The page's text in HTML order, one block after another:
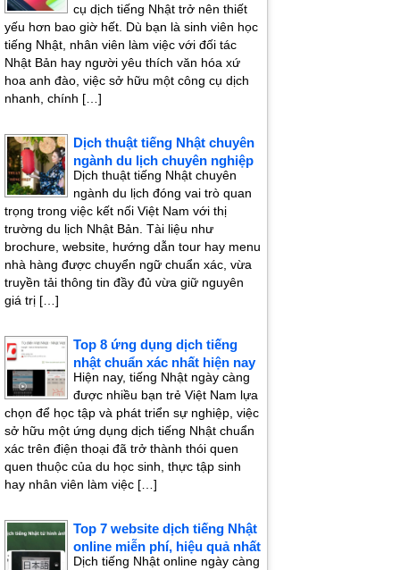
cụ dịch tiếng Nhật trở nên thiết
yếu hơn bao giờ hết. Dù bạn là sinh viên học
tiếng Nhật, nhân viên làm việc với đối tác
Nhật Bản hay người yêu thích văn hóa xứ
hoa anh đào, việc sở hữu một công cụ dịch
nhanh, chính […]
Dịch thuật tiếng Nhật chuyên
ngành du lịch chuyên nghiệp
Dịch thuật tiếng Nhật chuyên
ngành du lịch đóng vai trò quan
trọng trong việc kết nối Việt Nam với thị
trường du lịch Nhật Bản. Tài liệu như
brochure, website, hướng dẫn tour hay menu
nhà hàng được chuyển ngữ chuẩn xác, vừa
truyền tải thông tin đầy đủ vừa giữ nguyên
giá trị […]
Top 8 ứng dụng dịch tiếng
nhật chuẩn xác nhất hiện nay
Hiện nay, tiếng Nhật ngày càng
được nhiều bạn trẻ Việt Nam lựa
chọn để học tập và phát triển sự nghiệp, việc
sở hữu một ứng dụng dịch tiếng Nhật chuẩn
xác trên điện thoại đã trở thành thói quen
quen thuộc của du học sinh, thực tập sinh
hay nhân viên làm việc […]
Top 7 website dịch tiếng Nhật
online miễn phí, hiệu quả nhất
Dịch tiếng Nhật online ngày càng